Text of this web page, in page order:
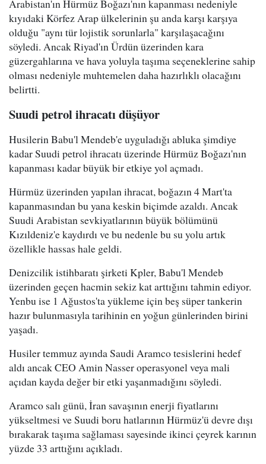
Arabistan'ın Hürmüz Boğazı'nın kapanması nedeniyle
kıyıdaki Körfez Arap ülkelerinin şu anda karşı karşıya
olduğu "aynı tür lojistik sorunlarla" karşılaşacağını
söyledi. Ancak Riyad'ın Ürdün üzerinden kara
güzergahlarına ve hava yoluyla taşıma seçeneklerine sahip
olması nedeniyle muhtemelen daha hazırlıklı olacağını
belirtti.
Suudi petrol ihracatı düşüyor
Husilerin Babu'l Mendeb'e uyguladığı abluka şimdiye
kadar Suudi petrol ihracatı üzerinde Hürmüz Boğazı'nın
kapanması kadar büyük bir etkiye yol açmadı.
Hürmüz üzerinden yapılan ihracat, boğazın 4 Mart'ta
kapanmasından bu yana keskin biçimde azaldı. Ancak
Suudi Arabistan sevkiyatlarının büyük bölümünü
Kızıldeniz'e kaydırdı ve bu nedenle bu su yolu artık
özellikle hassas hale geldi.
Denizcilik istihbaratı şirketi Kpler, Babu'l Mendeb
üzerinden geçen hacmin sekiz kat arttığını tahmin ediyor.
Yenbu ise 1 Ağustos'ta yükleme için beş süper tankerin
hazır bulunmasıyla tarihinin en yoğun günlerinden birini
yaşadı.
Husiler temmuz ayında Saudi Aramco tesislerini hedef
aldı ancak CEO Amin Nasser operasyonel veya mali
açıdan kayda değer bir etki yaşanmadığını söyledi.
Aramco salı günü, İran savaşının enerji fiyatlarını
yükseltmesi ve Suudi boru hatlarının Hürmüz'ü devre dışı
bırakarak taşıma sağlaması sayesinde ikinci çeyrek karının
yüzde 33 arttığını açıkladı.